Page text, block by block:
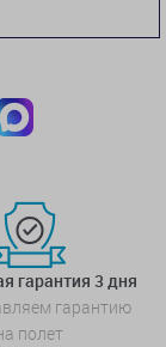
гарантия 3 дня
гарантию
полет